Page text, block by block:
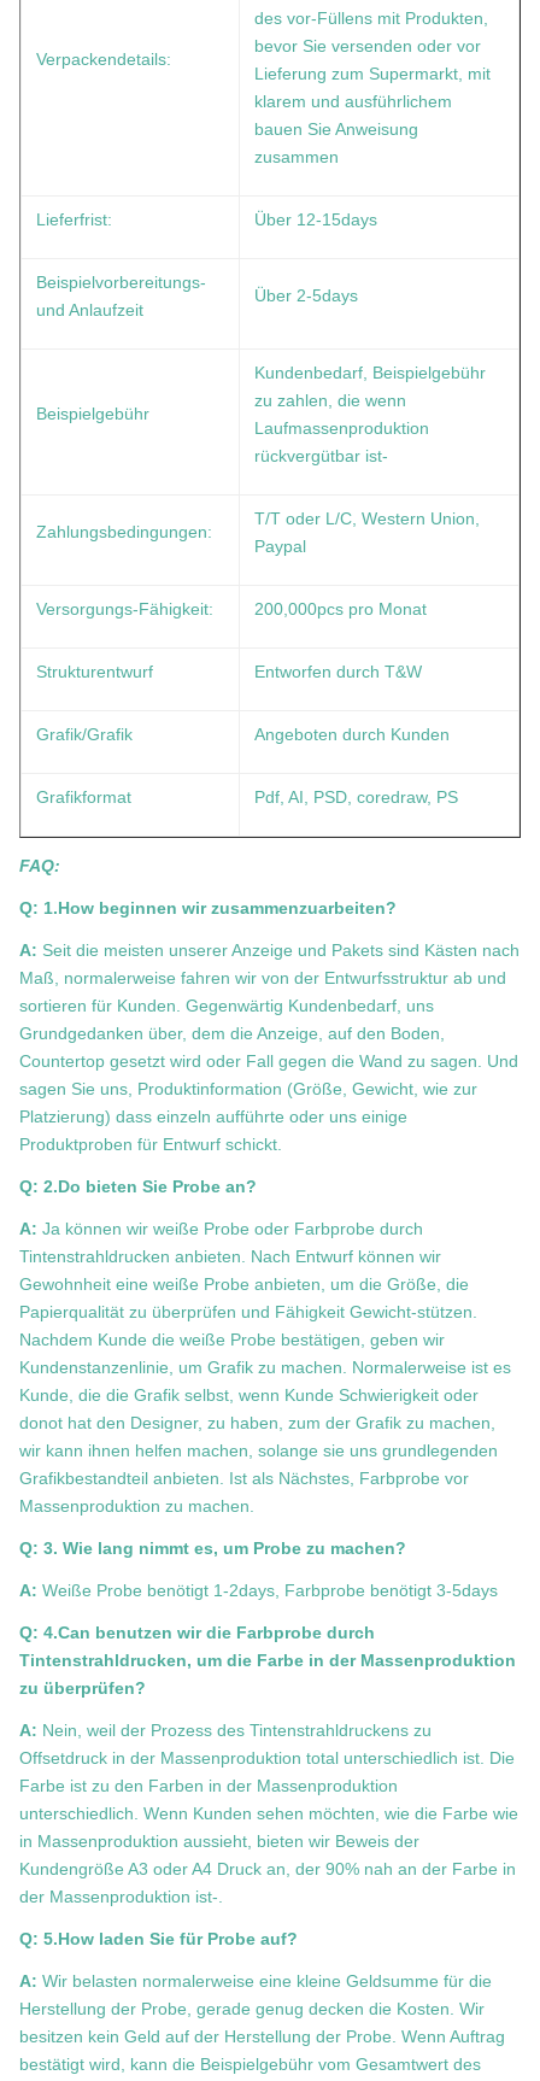
Verpackendetails:
des vor-Füllens mit Produkten,
bevor Sie versenden oder vor
Lieferung zum Supermarkt, mit
klarem und ausführlichem
bauen Sie Anweisung
zusammen
Lieferfrist: Über 12-15days
Beispielvorbereitungs-
und Anlaufzeit
Über 2-5days
Beispielgebühr
Kundenbedarf, Beispielgebühr
zu zahlen, die wenn
Laufmassenproduktion
rückvergütbar ist-
Zahlungsbedingungen:
T/T oder L/C, Western Union,
Paypal
Versorgungs-Fähigkeit: 200,000pcs pro Monat
Strukturentwurf Entworfen durch T&W
Grafik/Grafik Angeboten durch Kunden
Grafikformat Pdf, AI, PSD, coredraw, PS
FAQ:
Q: 1.How beginnen wir zusammenzuarbeiten?
A: Seit die meisten unserer Anzeige und Pakets sind Kästen nach
Maß, normalerweise fahren wir von der Entwurfsstruktur ab und
sortieren für Kunden. Gegenwärtig Kundenbedarf, uns
Grundgedanken über, dem die Anzeige, auf den Boden,
Countertop gesetzt wird oder Fall gegen die Wand zu sagen. Und
sagen Sie uns, Produktinformation (Größe, Gewicht, wie zur
Platzierung) dass einzeln aufführte oder uns einige
Produktproben für Entwurf schickt.
Q: 2.Do bieten Sie Probe an?
A: Ja können wir weiße Probe oder Farbprobe durch
Tintenstrahldrucken anbieten. Nach Entwurf können wir
Gewohnheit eine weiße Probe anbieten, um die Größe, die
Papierqualität zu überprüfen und Fähigkeit Gewicht-stützen.
Nachdem Kunde die weiße Probe bestätigen, geben wir
Kundenstanzenlinie, um Grafik zu machen. Normalerweise ist es
Kunde, die die Grafik selbst, wenn Kunde Schwierigkeit oder
donot hat den Designer, zu haben, zum der Grafik zu machen,
wir kann ihnen helfen machen, solange sie uns grundlegenden
Grafikbestandteil anbieten. Ist als Nächstes, Farbprobe vor
Massenproduktion zu machen.
Q: 3. Wie lang nimmt es, um Probe zu machen?
A: Weiße Probe benötigt 1-2days, Farbprobe benötigt 3-5days
Q: 4.Can benutzen wir die Farbprobe durch
Tintenstrahldrucken, um die Farbe in der Massenproduktion
zu überprüfen?
A: Nein, weil der Prozess des Tintenstrahldruckens zu
Offsetdruck in der Massenproduktion total unterschiedlich ist. Die
Farbe ist zu den Farben in der Massenproduktion
unterschiedlich. Wenn Kunden sehen möchten, wie die Farbe wie
in Massenproduktion aussieht, bieten wir Beweis der
Kundengröße A3 oder A4 Druck an, der 90% nah an der Farbe in
der Massenproduktion ist-.
Q: 5.How laden Sie für Probe auf?
A: Wir belasten normalerweise eine kleine Geldsumme für die
Herstellung der Probe, gerade genug decken die Kosten. Wir
besitzen kein Geld auf der Herstellung der Probe. Wenn Auftrag
bestätigt wird, kann die Beispielgebühr vom Gesamtwert des